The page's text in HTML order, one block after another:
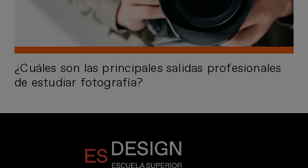
¿Cuáles son las principales salidas profesionales
de estudiar fotografía?